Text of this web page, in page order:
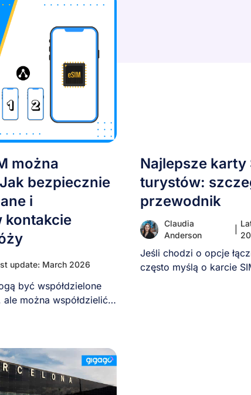
można
bezpiecznie
i
kontakcie
update: March 2026
być współdzielone
można współdzielić
Najlepsze karty
turystów:
przewodnik
Claudia
Anderson
Jeśli chodzi o opcje
często myślą o karcie